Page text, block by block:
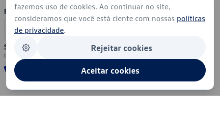
Formas de Pagamento
Segurança
fazemos uso de cookies. Ao continuar no site,
consideramos que você está ciente com nossas políticas
de privacidade.
Rejeitar cookies
Aceitar cookies